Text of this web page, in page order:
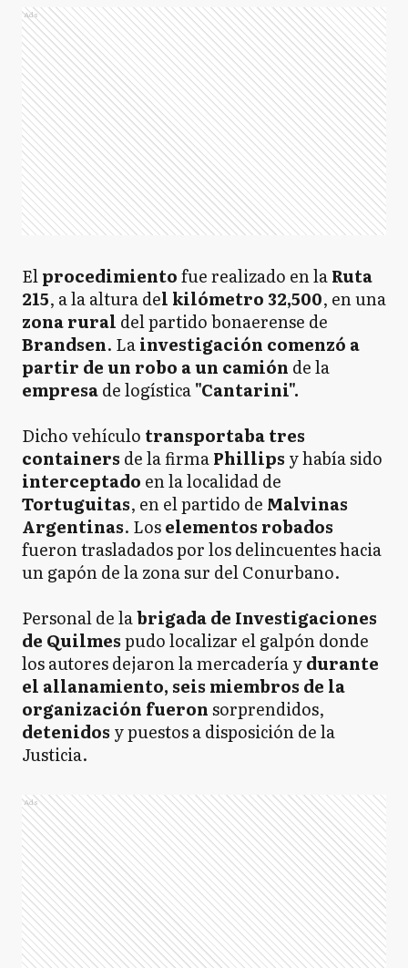
Ads
Elprocedimientofue realizado en laRuta
215, a la altura del kilómetro 32,500, en una
zona rural del partido bonaerense de
Brandsen. Lainvestigación comenzó a
partir de un robo a un camión de la
empresade logística"Cantarini".
Dicho vehículo transportaba tres
containers de la firmaPhillips y había sido
interceptado en la localidad de
Tortuguitas, en el partido de Malvinas
Argentinas. Loselementos robados
fueron trasladados por los delincuentes hacia
un gapón de la zona sur del Conurbano.
Personal de labrigada de Investigaciones
de Quilmespudo localizar el galpón donde
los autores dejaron la mercadería ydurante
el allanamiento, seis miembros de la
organización fueronsorprendidos,
detenidos y puestos a disposición de la
Justicia.
Ads